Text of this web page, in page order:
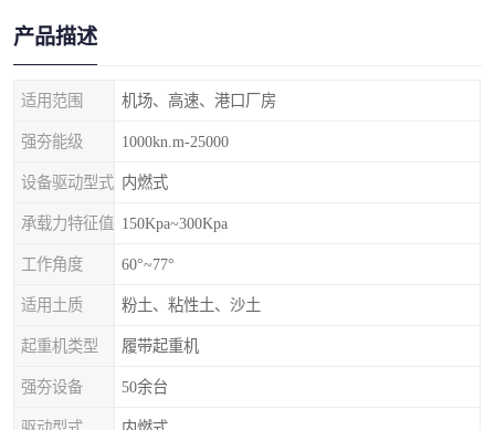
产品描述
适用范围 机场、高速、港口厂房
强夯能级 1000kn.m-25000
设备驱动型式 内燃式
承载力特征值 150Kpa~300Kpa
工作角度 60°~77°
适用土质 粉土、粘性土、沙土
起重机类型 履带起重机
强夯设备 50余台